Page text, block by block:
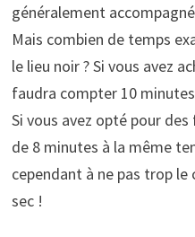
généralement
Mais combien de temps
le lieu noir ? Si vous avez
faudra compter 10
Si vous avez opté pour
de 8 minutes à la même
cependant à ne pas trop le
sec !